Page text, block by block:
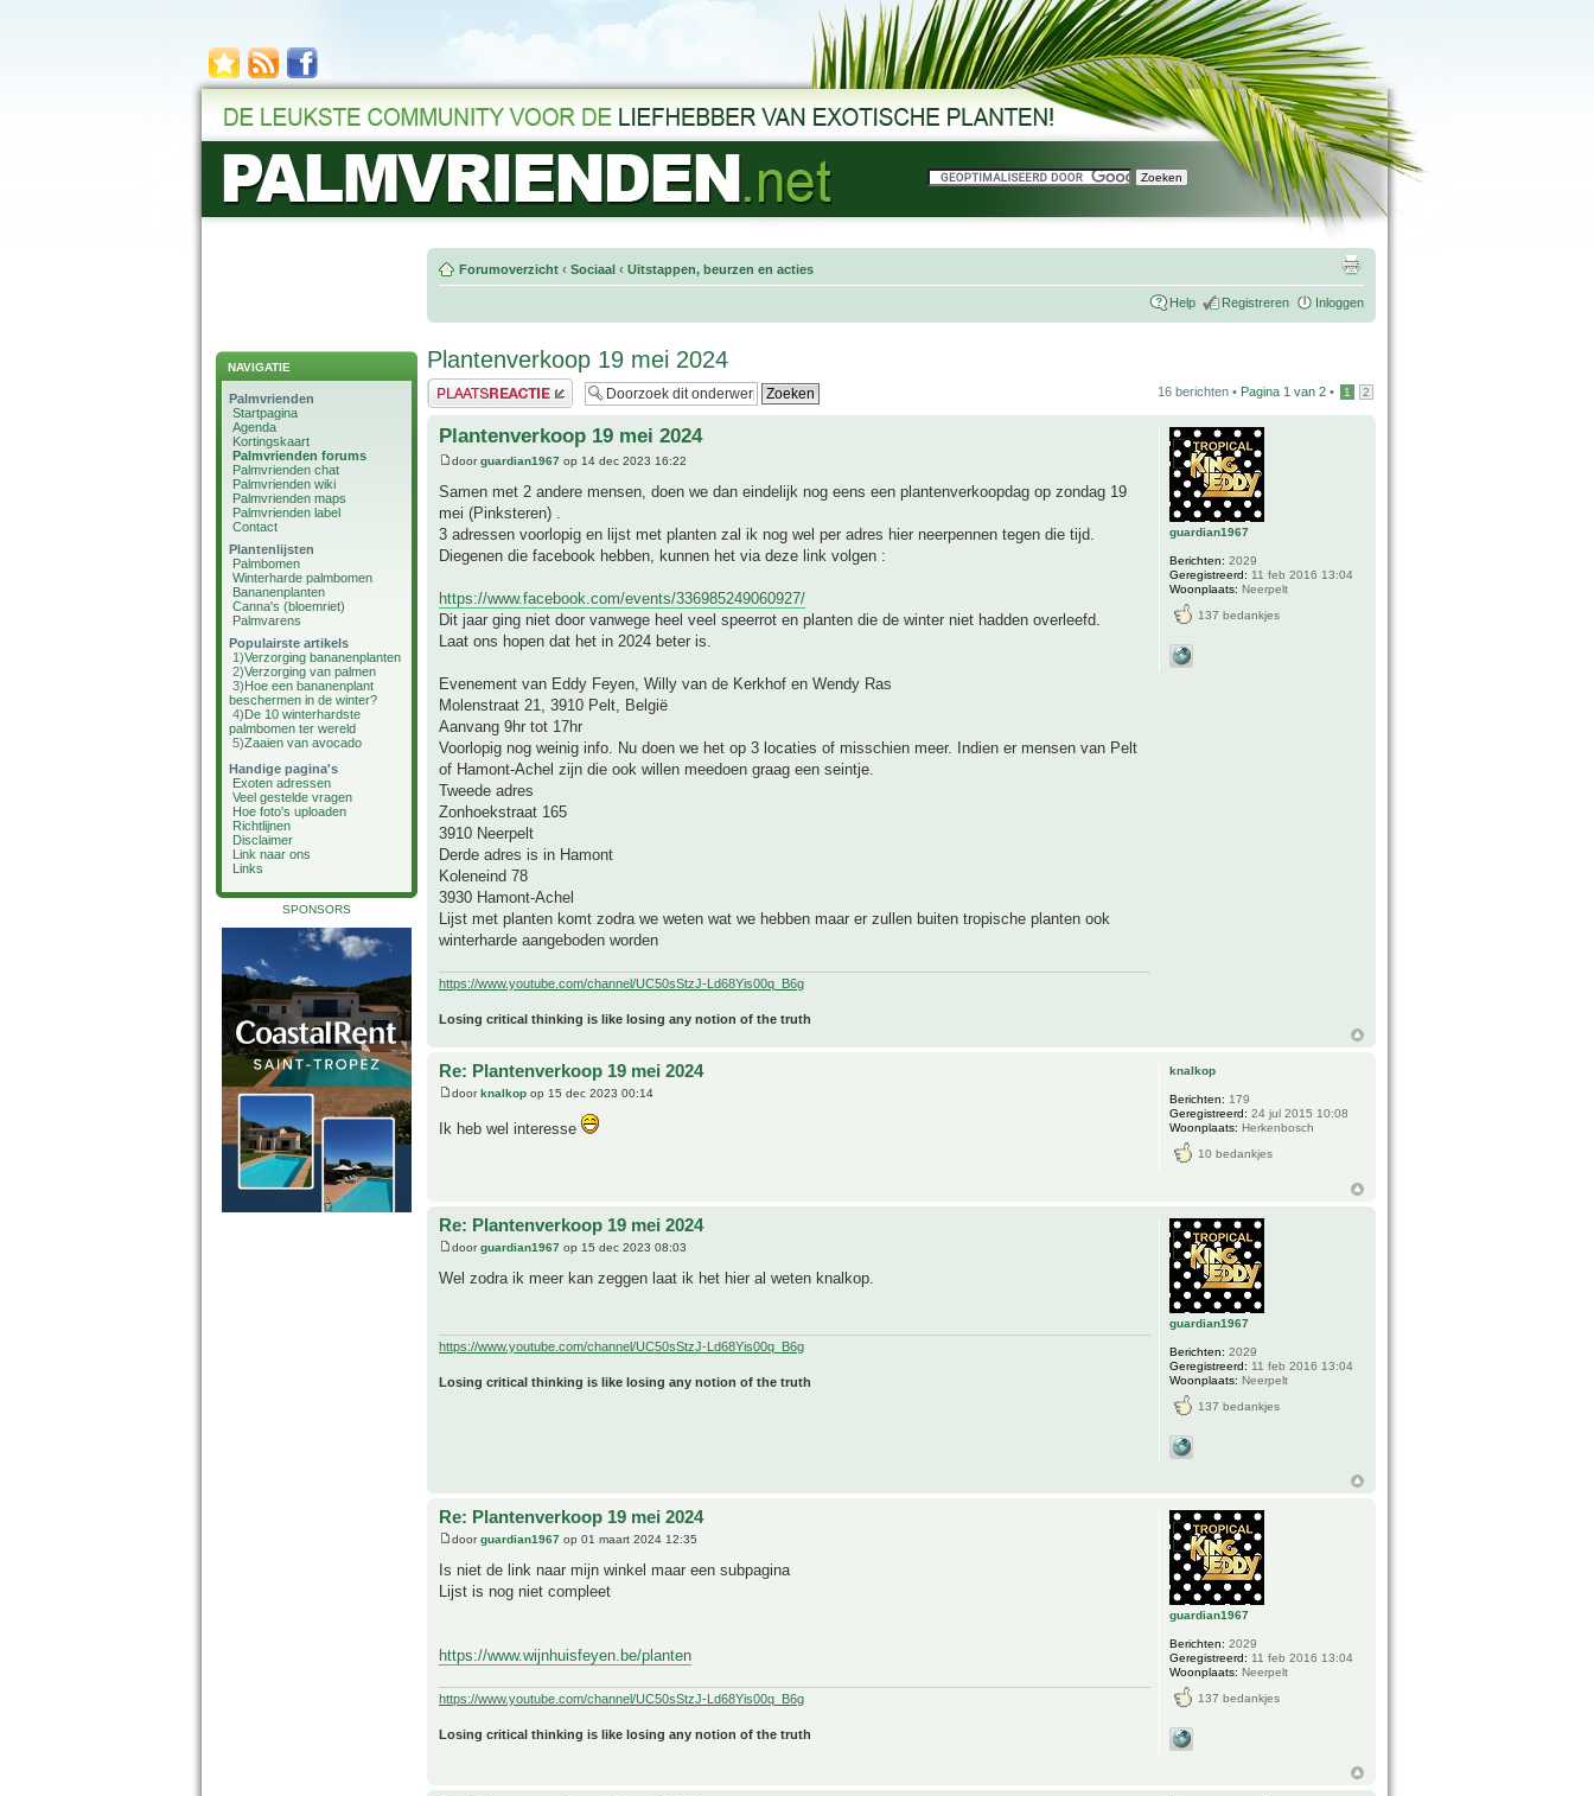
NAVIGATIE
Palmvrienden
Startpagina
Agenda
Kortingskaart
Palmvrienden forums
Palmvrienden chat
Palmvrienden wiki
Palmvrienden maps
Palmvrienden label
Contact
Plantenlijsten
Palmbomen
Winterharde palmbomen
Bananenplanten
Canna's (bloemriet)
Palmvarens
Populairste artikels
1)Verzorging bananenplanten
2)Verzorging van palmen
3)Hoe een bananenplant
beschermen in de winter?
4)De 10 winterhardste
palmbomen ter wereld
5)Zaaien van avocado
Handige pagina's
Exoten adressen
Veel gestelde vragen
Hoe foto's uploaden
Richtlijnen
Disclaimer
Link naar ons
Links
SPONSORS
Forumoverzicht ‹ Sociaal ‹ Uitstappen, beurzen en acties
Help Registreren Inloggen
Plantenverkoop 19 mei 2024
Plaats een reactie 16 berichten • Pagina 1 van 2 • 1 2
Plantenverkoop 19 mei 2024
doorguardian1967 op 14 dec 2023 16:22
Samen met 2 andere mensen, doen we dan eindelijk nog eens een plantenverkoopdag op zondag 19
mei (Pinksteren) .
3 adressen voorlopig en lijst met planten zal ik nog wel per adres hier neerpennen tegen die tijd.
Diegenen die facebook hebben, kunnen het via deze link volgen :
https://www.facebook.com/events/336985249060927/
Dit jaar ging niet door vanwege heel veel speerrot en planten die de winter niet hadden overleefd.
Laat ons hopen dat het in 2024 beter is.
Evenement van Eddy Feyen, Willy van de Kerkhof en Wendy Ras
Molenstraat 21, 3910 Pelt, België
Aanvang 9hr tot 17hr
Voorlopig nog weinig info. Nu doen we het op 3 locaties of misschien meer. Indien er mensen van Pelt
of Hamont-Achel zijn die ook willen meedoen graag een seintje.
Tweede adres
Zonhoekstraat 165
3910 Neerpelt
Derde adres is in Hamont
Koleneind 78
3930 Hamont-Achel
Lijst met planten komt zodra we weten wat we hebben maar er zullen buiten tropische planten ook
winterharde aangeboden worden
https://www.youtube.com/channel/UC50sStzJ-Ld68Yis00q_B6g
Losing critical thinking is like losing any notion of the truth
guardian1967
Berichten: 2029
Geregistreerd: 11 feb 2016 13:04
Woonplaats: Neerpelt
137 bedankjes
Re: Plantenverkoop 19 mei 2024
doorknalkop op 15 dec 2023 00:14
Ik heb wel interesse
knalkop
Berichten: 179
Geregistreerd: 24 jul 2015 10:08
Woonplaats: Herkenbosch
10 bedankjes
Re: Plantenverkoop 19 mei 2024
doorguardian1967 op 15 dec 2023 08:03
Wel zodra ik meer kan zeggen laat ik het hier al weten knalkop.
https://www.youtube.com/channel/UC50sStzJ-Ld68Yis00q_B6g
Losing critical thinking is like losing any notion of the truth
guardian1967
Berichten: 2029
Geregistreerd: 11 feb 2016 13:04
Woonplaats: Neerpelt
137 bedankjes
Re: Plantenverkoop 19 mei 2024
doorguardian1967 op 01 maart 2024 12:35
Is niet de link naar mijn winkel maar een subpagina
Lijst is nog niet compleet
https://www.wijnhuisfeyen.be/planten
https://www.youtube.com/channel/UC50sStzJ-Ld68Yis00q_B6g
Losing critical thinking is like losing any notion of the truth
guardian1967
Berichten: 2029
Geregistreerd: 11 feb 2016 13:04
Woonplaats: Neerpelt
137 bedankjes